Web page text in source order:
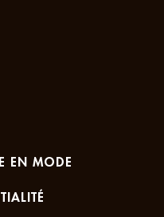
EN MODE